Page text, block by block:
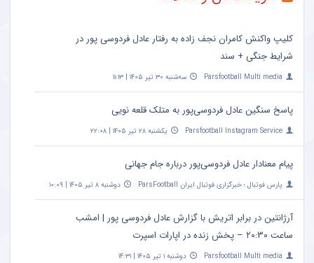
کلیپ واکنش کامران نجف زاده به رفتار عادل فردوسی پور در
شرایط جنگی + سند
Parsfootball Multi media سه‌شنبه ۳۰ تیر ۱۴۰۵ | ۱۱:۱۳
پاسخ سنگین عادل فردوسی‌پور به متلک قلعه نویی
Parsfootball Instagram Service یکشنبه ۲۸ تیر ۱۴۰۵ | ۲۲:۰۸
پیام معنادار عادل فردوسی‌پور درباره جام جهانی
پارس فوتبال ؛ خبرگزاری فوتبال ایران ParsFootball دوشنبه ۸ تیر ۱۴۰۵ | ۱۰:۰۹
آرژانتین در برابر اتریش با گزارش عادل فردوسی پور | امشب
ساعت ۲۰:۳۰ – پخش زنده در اپارات اسپرت
Parsfootball Multi media دوشنبه ۱ تیر ۱۴۰۵ | ۱۴:۳۱